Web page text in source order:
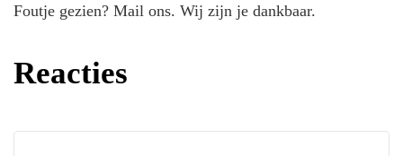
Foutje gezien? Mail ons. Wij zijn je dankbaar.
Reacties